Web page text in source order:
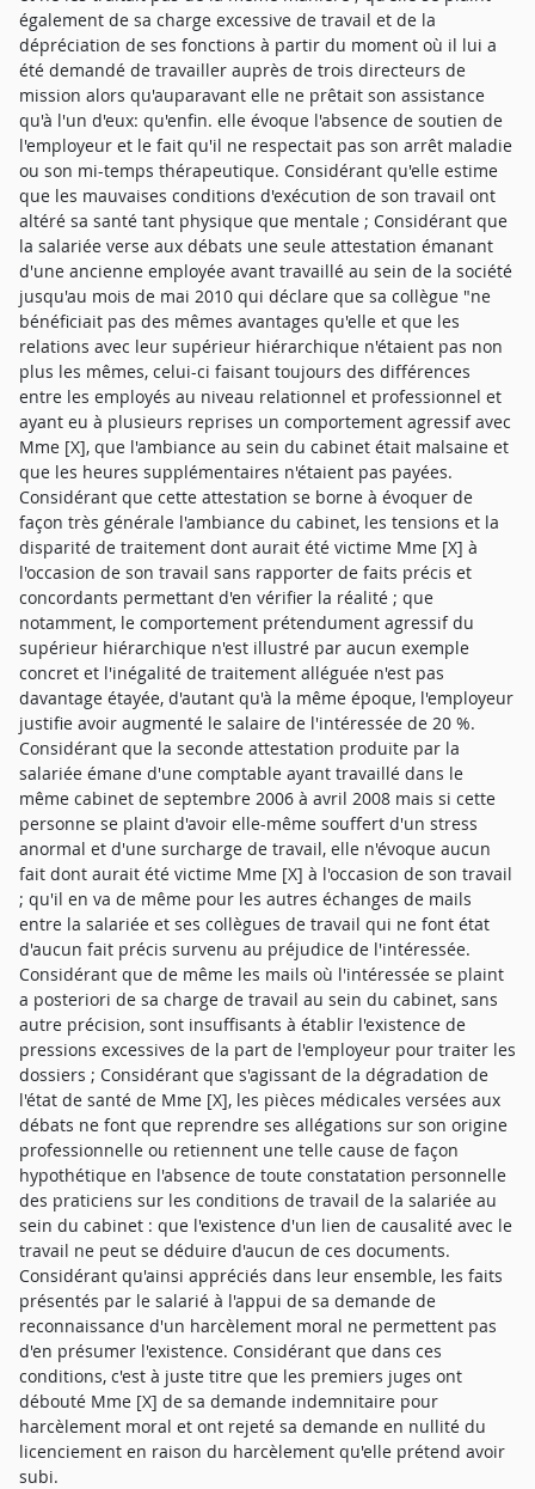
également de sa charge excessive de travail et de la
dépréciation de ses fonctions à partir du moment où il lui a
été demandé de travailler auprès de trois directeurs de
mission alors qu'auparavant elle ne prêtait son assistance
qu'à l'un d'eux: qu'enfin. elle évoque l'absence de soutien de
l'employeur et le fait qu'il ne respectait pas son arrêt maladie
ou son mi-temps thérapeutique. Considérant qu'elle estime
que les mauvaises conditions d'exécution de son travail ont
altéré sa santé tant physique que mentale ; Considérant que
la salariée verse aux débats une seule attestation émanant
d'une ancienne employée avant travaillé au sein de la société
jusqu'au mois de mai 2010 qui déclare que sa collègue "ne
bénéficiait pas des mêmes avantages qu'elle et que les
relations avec leur supérieur hiérarchique n'étaient pas non
plus les mêmes, celui-ci faisant toujours des différences
entre les employés au niveau relationnel et professionnel et
ayant eu à plusieurs reprises un comportement agressif avec
Mme [X], que l'ambiance au sein du cabinet était malsaine et
que les heures supplémentaires n'étaient pas payées.
Considérant que cette attestation se borne à évoquer de
façon très générale l'ambiance du cabinet, les tensions et la
disparité de traitement dont aurait été victime Mme [X] à
l'occasion de son travail sans rapporter de faits précis et
concordants permettant d'en vérifier la réalité ; que
notamment, le comportement prétendument agressif du
supérieur hiérarchique n'est illustré par aucun exemple
concret et l'inégalité de traitement alléguée n'est pas
davantage étayée, d'autant qu'à la même époque, l'employeur
justifie avoir augmenté le salaire de l'intéressée de 20 %.
Considérant que la seconde attestation produite par la
salariée émane d'une comptable ayant travaillé dans le
même cabinet de septembre 2006 à avril 2008 mais si cette
personne se plaint d'avoir elle-même souffert d'un stress
anormal et d'une surcharge de travail, elle n'évoque aucun
fait dont aurait été victime Mme [X] à l'occasion de son travail
; qu'il en va de même pour les autres échanges de mails
entre la salariée et ses collègues de travail qui ne font état
d'aucun fait précis survenu au préjudice de l'intéressée.
Considérant que de même les mails où l'intéressée se plaint
a posteriori de sa charge de travail au sein du cabinet, sans
autre précision, sont insuffisants à établir l'existence de
pressions excessives de la part de l'employeur pour traiter les
dossiers ; Considérant que s'agissant de la dégradation de
l'état de santé de Mme [X], les pièces médicales versées aux
débats ne font que reprendre ses allégations sur son origine
professionnelle ou retiennent une telle cause de façon
hypothétique en l'absence de toute constatation personnelle
des praticiens sur les conditions de travail de la salariée au
sein du cabinet : que l'existence d'un lien de causalité avec le
travail ne peut se déduire d'aucun de ces documents.
Considérant qu'ainsi appréciés dans leur ensemble, les faits
présentés par le salarié à l'appui de sa demande de
reconnaissance d'un harcèlement moral ne permettent pas
d'en présumer l'existence. Considérant que dans ces
conditions, c'est à juste titre que les premiers juges ont
débouté Mme [X] de sa demande indemnitaire pour
harcèlement moral et ont rejeté sa demande en nullité du
licenciement en raison du harcèlement qu'elle prétend avoir
subi.